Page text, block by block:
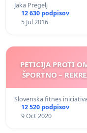
Jaka Pregelj
12 630 podpisov
5 Jul 2016
PETICIJA PROTI
ŠPORTNO –
Slovenska fitnes iniciativa
12 520 podpisov
9 Oct 2020